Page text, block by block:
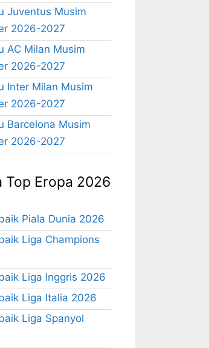
Juventus Musim
2026-2027
AC Milan Musim
2026-2027
Inter Milan Musim
2026-2027
Barcelona Musim
2026-2027
Top Eropa 2026
Piala Dunia 2026
Liga Champions
Liga Inggris 2026
Liga Italia 2026
Liga Spanyol